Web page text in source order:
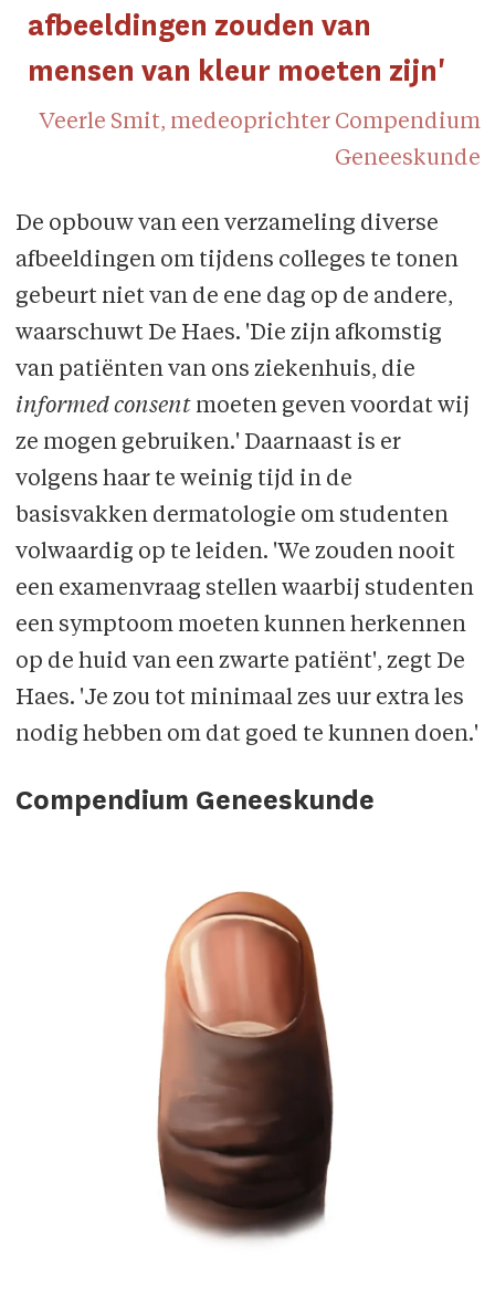
afbeeldingen zouden van
mensen van kleur moeten zijn'
Veerle Smit, medeoprichter Compendium
Geneeskunde
De opbouw van een verzameling diverse
afbeeldingen om tijdens colleges te tonen
gebeurt niet van de ene dag op de andere,
waarschuwt De Haes. 'Die zijn afkomstig
van patiënten van ons ziekenhuis, die
informed consentmoeten geven voordat wij
ze mogen gebruiken.' Daarnaast is er
volgens haar te weinig tijd in de
basisvakken dermatologie om studenten
volwaardig op te leiden. 'We zouden nooit
een examenvraag stellen waarbij studenten
een symptoom moeten kunnen herkennen
op de huid van een zwarte patiënt', zegt De
Haes. 'Je zou tot minimaal zes uur extra les
nodig hebben om dat goed te kunnen doen.'
Compendium Geneeskunde